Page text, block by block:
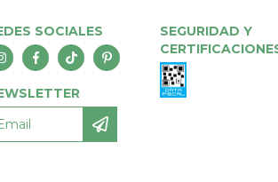
SOCIALES
SEGURIDAD Y